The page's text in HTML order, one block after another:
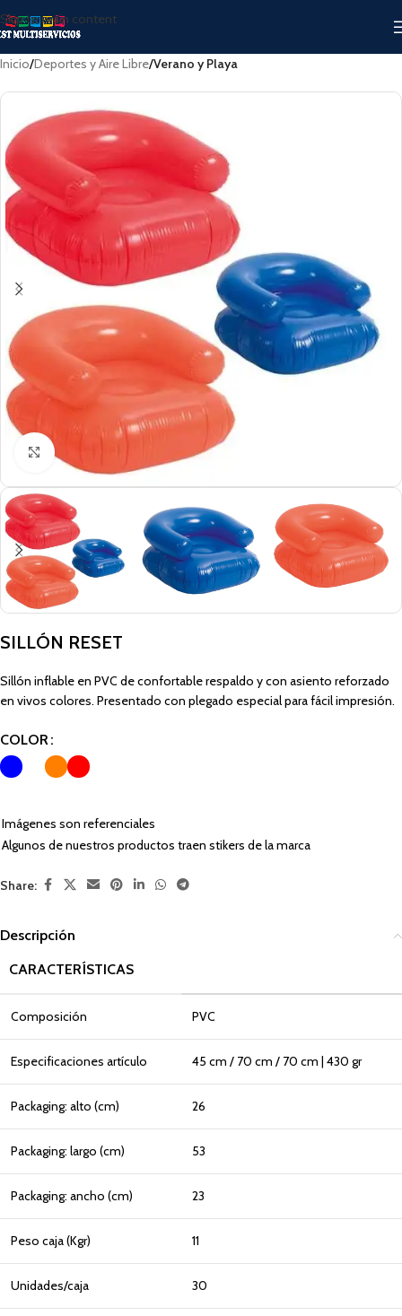
Skip to main content
Inicio Deportes y Aire Libre Verano y Playa
Click to enlarge
SILLÓN RESET
Sillón inflable en PVC de confortable respaldo y con asiento reforzado
en vivos colores. Presentado con plegado especial para fácil impresión.
COLOR
Imágenes son referenciales
Algunos de nuestros productos traen stikers de la marca
Share:
Descripción
CARACTERÍSTICAS
Composición PVC
Especificaciones artículo 45 cm / 70 cm / 70 cm | 430 gr
Packaging: alto (cm) 26
Packaging: largo (cm) 53
Packaging: ancho (cm) 23
Peso caja (Kgr) 11
Unidades/caja 30